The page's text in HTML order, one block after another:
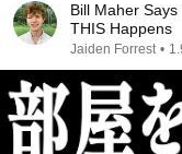
Bill Maher
THIS Happens
Jaiden Forrest •